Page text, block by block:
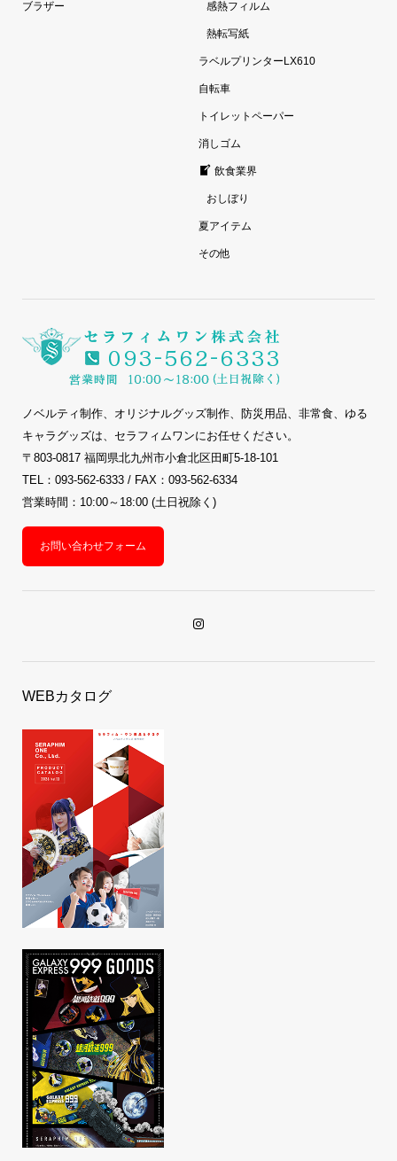
ブラザー 感熱フィルム
熱転写紙
ラベルプリンターLX610
自転車
トイレットペーパー
消しゴム
飲食業界
おしぼり
夏アイテム
その他
ノベルティ制作、オリジナルグッズ制作、防災用品、非常食、ゆる
キャラグッズは、セラフィムワンにお任せください。
〒803-0817 福岡県北九州市小倉北区田町5-18-101
TEL：093-562-6333 / FAX：093-562-6334
営業時間：10:00～18:00 (土日祝除く)
お問い合わせフォーム
WEBカタログ